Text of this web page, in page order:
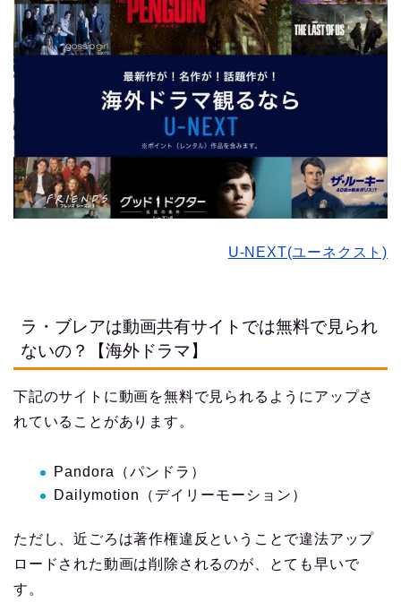
U-NEXT(ユーネクスト)
ラ・ブレアは動画共有サイトでは無料で見られ
ないの？【海外ドラマ】
下記のサイトに動画を無料で見られるようにアップさ
れていることがあります。
Pandora（パンドラ）
Dailymotion（デイリーモーション）
ただし、近ごろは著作権違反ということで違法アップ
ロードされた動画は削除されるのが、とても早いで
す。